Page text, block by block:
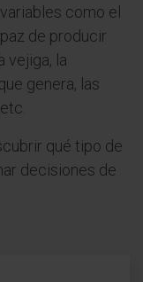
como el
de producir
vejiga, la
genera, las
qué tipo de
decisiones de